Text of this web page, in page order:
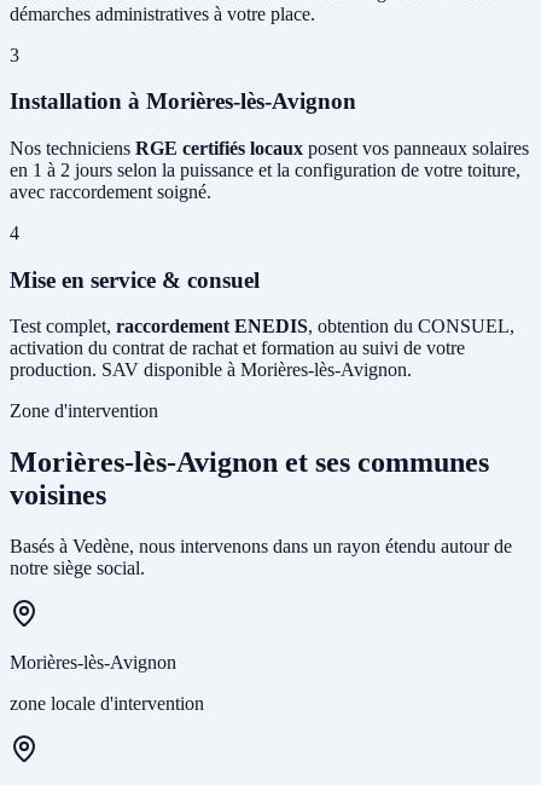
démarches administratives à votre place.
3
Installation à Morières-lès-Avignon
Nos techniciens RGE certifiés locaux posent vos panneaux solaires
en 1 à 2 jours selon la puissance et la configuration de votre toiture,
avec raccordement soigné.
4
Mise en service & consuel
Test complet, raccordement ENEDIS, obtention du CONSUEL,
activation du contrat de rachat et formation au suivi de votre
production. SAV disponible à Morières-lès-Avignon.
Zone d'intervention
Morières-lès-Avignon et ses communes
voisines
Basés à Vedène, nous intervenons dans un rayon étendu autour de
notre siège social.
Morières-lès-Avignon
zone locale d'intervention